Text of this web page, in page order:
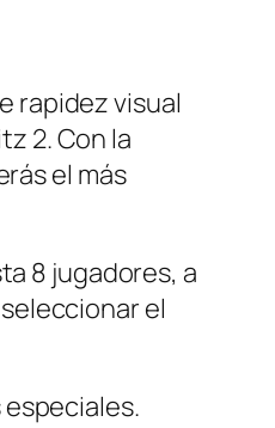
rapidez visual
2. Con la
el más
8 jugadores, a
el